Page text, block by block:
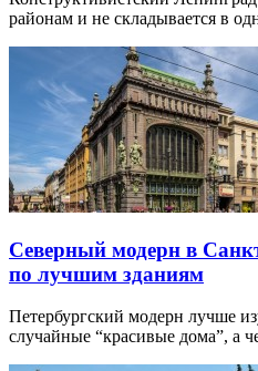
районам и не складывается в
Северный модерн в
по лучшим зданиям
Петербургский модерн лучше
случайные “красивые дома”, а